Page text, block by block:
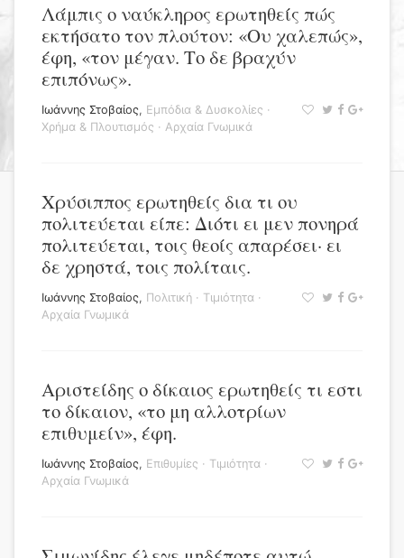
Λάμπις ο ναύκληρος ερωτηθείς πώς
εκτήσατο τον πλούτον: «Ου χαλεπώς»,
έφη, «τον μέγαν. Το δε βραχύν
επιπόνως».
Ιωάννης Στοβαίος, Εμπόδια & Δυσκολίες ·
Χρήμα & Πλουτισμός · Αρχαία Γνωμικά
Χρύσιππος ερωτηθείς δια τι ου
πολιτεύεται είπε: Διότι ει μεν πονηρά
πολιτεύεται, τοις θεοίς απαρέσει· ει
δε χρηστά, τοις πολίταις.
Ιωάννης Στοβαίος, Πολιτική · Τιμιότητα ·
Αρχαία Γνωμικά
Αριστείδης ο δίκαιος ερωτηθείς τι εστι
το δίκαιον, «το μη αλλοτρίων
επιθυμείν», έφη.
Ιωάννης Στοβαίος, Επιθυμίες · Τιμιότητα ·
Αρχαία Γνωμικά